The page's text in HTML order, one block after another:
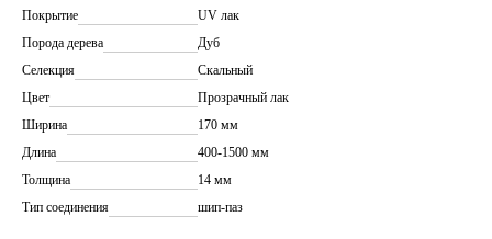
Покрытие
UV лак
Порода дерева
Дуб
Селекция
Скальный
Цвет
Прозрачный лак
Ширина
170 мм
Длина
400-1500 мм
Толщина
14 мм
Тип соединения
шип-паз